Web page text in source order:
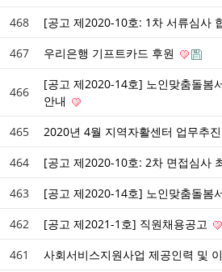
468
[공고 제2020-10호: 1차 서류심사
467
우리은행 기프트카드 후원
466
[공고 제2020-14호] 노인맞춤돌봄
안내
465 2020년 4월 지역자활센터 업무추
464
[공고 제2020-10호: 2차 면접심사
463
[공고 제2020-14호] 노인맞춤돌봄
462
[공고 제2021-1호] 직원채용공고
461
사회서비스지원사업 제공인력 및